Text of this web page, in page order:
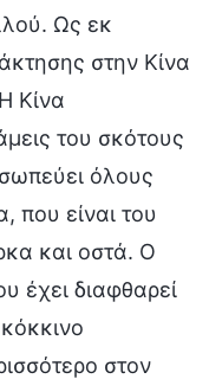
Ως εκ
στην Κίνα
Κίνα
του σκότους
όλους
που είναι του
και οστά. Ο
έχει διαφθαρεί
στον